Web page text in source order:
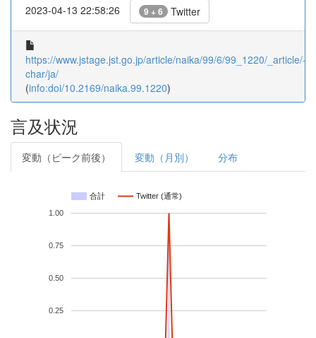
2023-04-13 22:58:26 9 + 6 Twitter
https://www.jstage.jst.go.jp/article/naika/99/6/99_1220/_article/-
char/ja/
(info:doi/10.2169/naika.99.1220)
言及状況
変動（ピーク前後） 変動（月別） 分布
合計 Twitter (通常)
0.25
0.50
0.75
1.00